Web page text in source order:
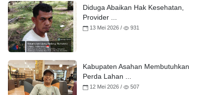
Diduga Abaikan Hak Kesehatan,
Provider ...
13 Mei 2026 / 931
Kabupaten Asahan Membutuhkan
Perda Lahan ...
12 Mei 2026 / 507